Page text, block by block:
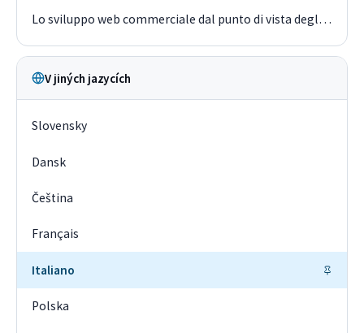
Lo sviluppo web commerciale dal punto di vista degli sviluppatori nel 2019
V jiných jazycích
Slovensky
Dansk
Čeština
Français
Italiano
Polska